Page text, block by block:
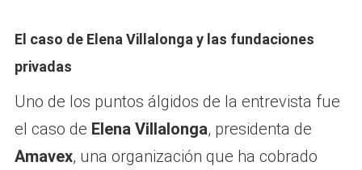
El caso de Elena Villalonga y las fundaciones
privadas
Uno de los puntos álgidos de la entrevista fue
el caso de Elena Villalonga, presidenta de
Amavex, una organización que ha cobrado